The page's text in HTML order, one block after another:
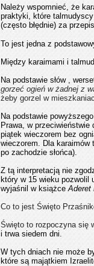
Należy wspomnieć, że
praktyki, które
(często błędnie) za
To jest jedna z
Między karaimami i
Na podstawie słów ,
gorzeć ogień w żadnej z
żeby gorzel w
Na podstawie
Prawa, w
piątek wieczorem bez
wieczorem. Dla
po zachodzie słońca).
Z tą interpretacją nie
który w 15 wieku pozwolil
wyjaśnil w książceAderet
Co to jest Święto
Święto to rozpoczyna się
i trwa siedem dni.
W tych dniach nie może
które są majątkiem